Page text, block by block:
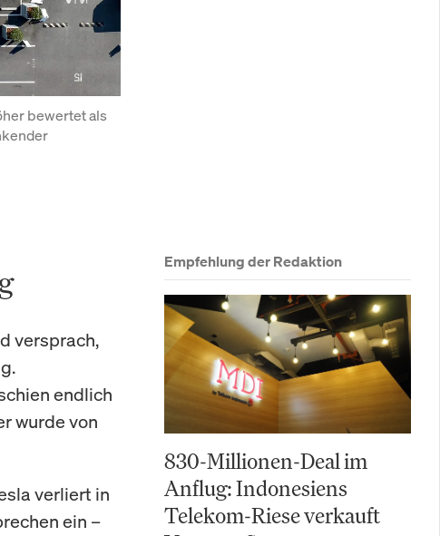
bewertet als
versprach,
endlich
wurde von
verliert in
ein –
Empfehlung der Redaktion
830-Millionen-Deal im
Anflug: Indonesiens
Telekom-Riese verkauft